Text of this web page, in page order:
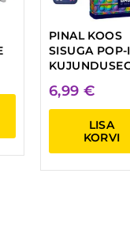
PINAL KOOS
SISUGA POP-
6,99 €
LISA
KORVI